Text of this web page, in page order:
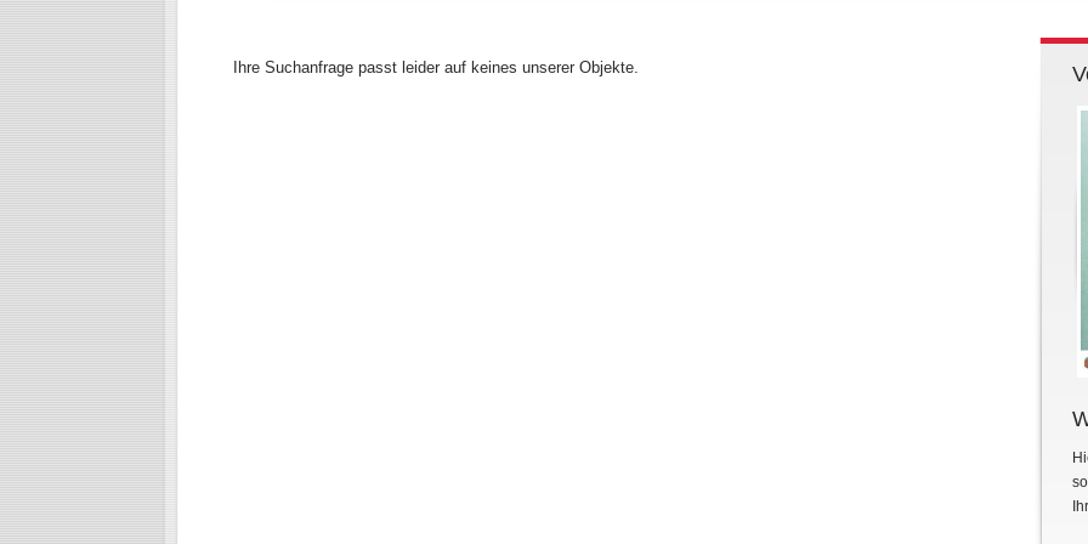
Ihre Suchanfrage passt leider auf keines unserer Objekte.